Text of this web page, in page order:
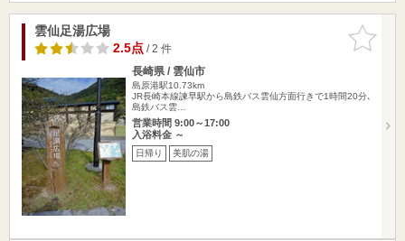
お気に入
りに追加
雲仙足湯広場
2.5点/ 2 件
長崎県 / 雲仙市
島原港駅10.73km
JR長崎本線諫早駅から島鉄バス雲仙方面行きで1時間20分､
島鉄バス雲…
営業時間 9:00～17:00
入浴料金 ～
日帰り 美肌の湯